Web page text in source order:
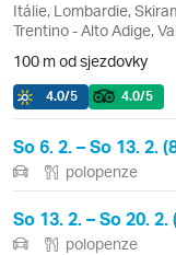
Itálie, Lombardie,
Trentino - Alto Adige,
100 m od sjezdovky
4.0/5 4.0/5
So 6. 2. – So 13. 2.
polopenze
So 13. 2. – So 20. 2.
polopenze